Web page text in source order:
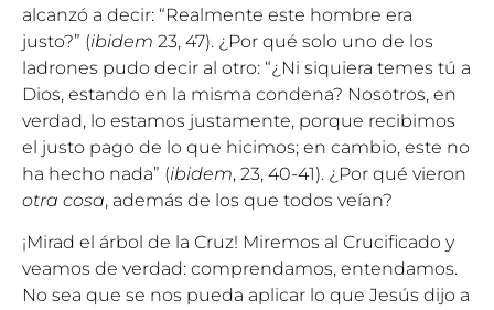
alcanzó a decir: “Realmente este hombre era
justo?” (ibidem 23, 47). ¿Por qué solo uno de los
ladrones pudo decir al otro: “¿Ni siquiera temes tú a
Dios, estando en la misma condena? Nosotros, en
verdad, lo estamos justamente, porque recibimos
el justo pago de lo que hicimos; en cambio, este no
ha hecho nada” (ibidem, 23, 40-41). ¿Por qué vieron
otra cosa, además de los que todos veían?
¡Mirad el árbol de la Cruz! Miremos al Crucificado y
veamos de verdad: comprendamos, entendamos.
No sea que se nos pueda aplicar lo que Jesús dijo a